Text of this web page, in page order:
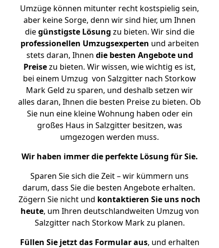
Umzüge können mitunter recht kostspielig sein,
aber keine Sorge, denn wir sind hier, um Ihnen
diegünstigste Lösung zu bieten. Wir sind die
professionellen Umzugsexperten und arbeiten
stets daran, Ihnen die besten Angebote und
Preisezu bieten. Wir wissen, wie wichtig es ist,
bei einem Umzug von Salzgitter nach Storkow
Mark Geld zu sparen, und deshalb setzen wir
alles daran, Ihnen die besten Preise zu bieten. Ob
Sie nun eine kleine Wohnung haben oder ein
großes Haus in Salzgitter besitzen, was
umgezogen werden muss.
Wir haben immer die perfekte Lösung für Sie.
Sparen Sie sich die Zeit – wir kümmern uns
darum, dass Sie die besten Angebote erhalten.
Zögern Sie nicht und kontaktieren Sie uns noch
heute, um Ihren deutschlandweiten Umzug von
Salzgitter nach Storkow Mark zu planen.
Füllen Sie jetzt das Formular aus, und erhalten